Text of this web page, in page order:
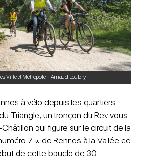
Ville et Métropole – Arnaud Loubry
à vélo depuis les quartiers
Triangle, un tronçon du Rev vous
qui figure sur le circuit de la
7 « de Rennes à la Vallée de
de cette boucle de 30